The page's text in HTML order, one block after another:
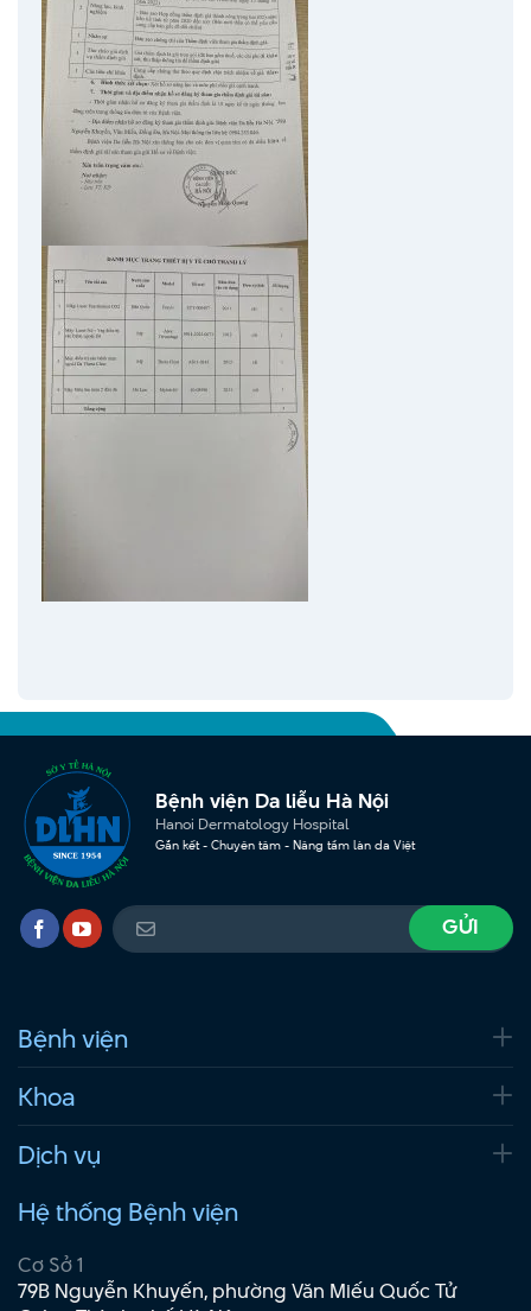
Bệnh viện Da liễu Hà Nội
Hanoi Dermatology Hospital
Gắn kết - Chuyên tâm - Nâng tầm làn da Việt
Bệnh viện
Khoa
Dịch vụ
Hệ thống Bệnh viện
Cơ Sở 1
79B Nguyễn Khuyến, phường Văn Miếu Quốc Tử